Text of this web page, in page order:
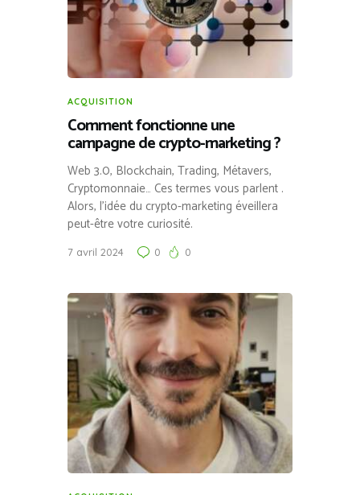
ACQUISITION
Comment fonctionne une
campagne de crypto-marketing ?
Web 3.0, Blockchain, Trading, Métavers,
Cryptomonnaie… Ces termes vous parlent .
Alors, l’idée du crypto-marketing éveillera
peut-être votre curiosité.
7 avril 2024 0 0